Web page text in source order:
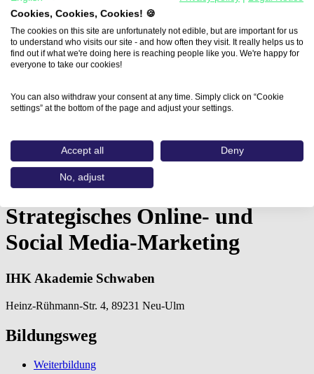
Aus- und Weiterbildungen
Strategisches Online- und Social…
Strategisches Online- und
Social Media-Marketing
IHK Akademie Schwaben
Heinz-Rühmann-Str. 4, 89231 Neu-Ulm
Bildungsweg
Weiterbildung
Cookies, Cookies, Cookies! 🍪
The cookies on this site are unfortunately not edible, but are important for us
to understand who visits our site - and how often they visit. It really helps us to
find out if what we're doing here is reaching people like you. We're happy for
everyone to take our cookies!
You can also withdraw your consent at any time. Simply click on “Cookie
settings” at the bottom of the page and adjust your settings.
Accept all Deny
No, adjust